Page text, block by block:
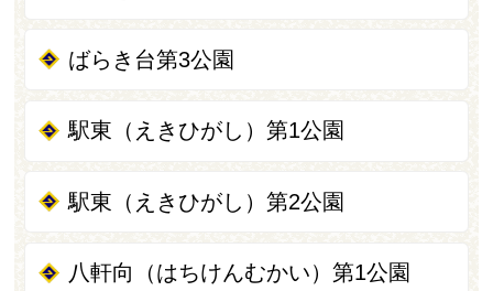
ばらき台第3公園
駅東（えきひがし）第1公園
駅東（えきひがし）第2公園
八軒向（はちけんむかい）第1公園